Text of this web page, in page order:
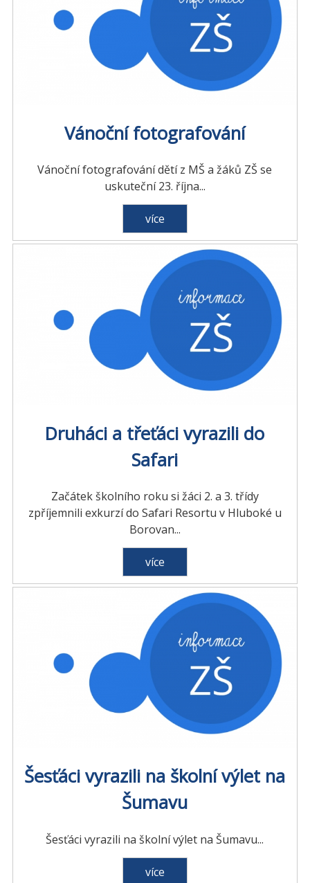
Vánoční fotografování
Vánoční fotografování dětí z MŠ a žáků ZŠ se
uskuteční 23. října...
více
Druháci a třeťáci vyrazili do
Safari
Začátek školního roku si žáci 2. a 3. třídy
zpříjemnili exkurzí do Safari Resortu v Hluboké u
Borovan...
více
Šesťáci vyrazili na školní výlet na
Šumavu
Šesťáci vyrazili na školní výlet na Šumavu...
více